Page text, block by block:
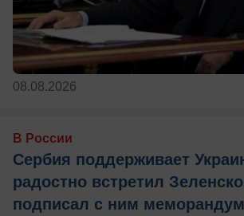
08.08.2026
В России
Сербия поддерживает
радостно встретил
подписал с ним